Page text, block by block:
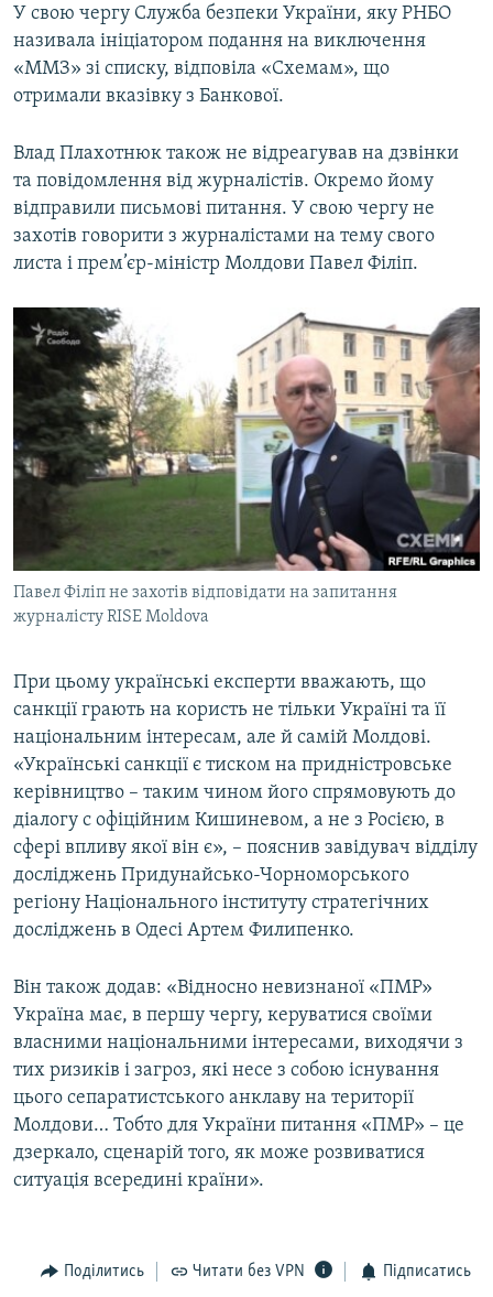
У свою чергу Служба безпеки України, яку РНБО
називала ініціатором подання на виключення
«ММЗ» зі списку, відповіла «Схемам», що
отримали вказівку з Банкової.
Влад Плахотнюк також не відреагував на дзвінки
та повідомлення від журналістів. Окремо йому
відправили письмові питання. У свою чергу не
захотів говорити з журналістами на тему свого
листа і прем’єр-міністр Молдови Павел Філіп.
Павел Філіп не захотів відповідати на запитання
журналісту RISE Moldova
При цьому українські експерти вважають, що
санкції грають на користь не тільки Україні та її
національним інтересам, але й самій Молдові.
«Українські санкції є тиском на придністровське
керівництво – таким чином його спрямовують до
діалогу с офіційним Кишиневом, а не з Росією, в
сфері впливу якої він є», – пояснив завідувач відділу
досліджень Придунайсько-Чорноморського
регіону Національного інституту стратегічних
досліджень в Одесі Артем Филипенко.
Він також додав: «Відносно невизнаної «ПМР»
Україна має, в першу чергу, керуватися своїми
власними національними інтересами, виходячи з
тих ризиків і загроз, які несе з собою існування
цього сепаратистського анклаву на території
Молдови… Тобто для України питання «ПМР» – це
дзеркало, сценарій того, як може розвиватися
ситуація всередині країни».
Поділитись Читати без VPN Підписатись